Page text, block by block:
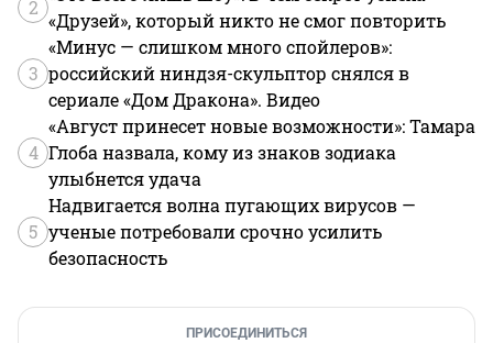
2
«Друзей», который никто не смог повторить
3
«Минус — слишком много спойлеров»:
российский ниндзя-скульптор снялся в
сериале «Дом Дракона». Видео
4
«Август принесет новые возможности»: Тамара
Глоба назвала, кому из знаков зодиака
улыбнется удача
5
Надвигается волна пугающих вирусов —
ученые потребовали срочно усилить
безопасность
ПРИСОЕДИНИТЬСЯ